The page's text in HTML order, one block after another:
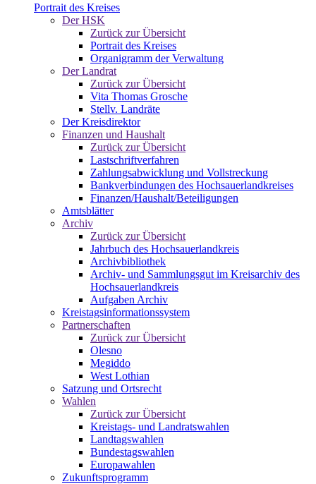
Portrait des Kreises
Der HSK
Zurück zur Übersicht
Portrait des Kreises
Organigramm der Verwaltung
Der Landrat
Zurück zur Übersicht
Vita Thomas Grosche
Stellv. Landräte
Der Kreisdirektor
Finanzen und Haushalt
Zurück zur Übersicht
Lastschriftverfahren
Zahlungsabwicklung und Vollstreckung
Bankverbindungen des Hochsauerlandkreises
Finanzen/Haushalt/Beteiligungen
Amtsblätter
Archiv
Zurück zur Übersicht
Jahrbuch des Hochsauerlandkreis
Archivbibliothek
Archiv- und Sammlungsgut im Kreisarchiv des
Hochsauerlandkreis
Aufgaben Archiv
Kreistagsinformationssystem
Partnerschaften
Zurück zur Übersicht
Olesno
Megiddo
West Lothian
Satzung und Ortsrecht
Wahlen
Zurück zur Übersicht
Kreistags- und Landratswahlen
Landtagswahlen
Bundestagswahlen
Europawahlen
Zukunftsprogramm